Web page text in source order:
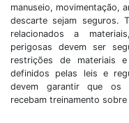
manuseio, movimentação,
descarte sejam seguros.
relacionados a
perigosas devem ser
restrições de materiais
definidos pelas leis e
devem garantir que os
recebam treinamento